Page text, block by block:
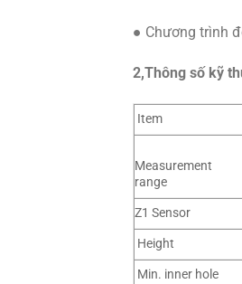
● Chương trình
2,Thông số kỹ
Item
Measurement
range
Z1 Sensor
Height
Min. inner hole